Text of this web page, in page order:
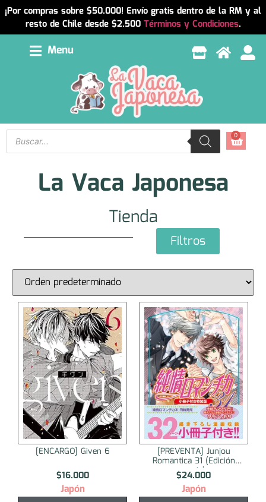
¡Por compras sobre $50.000! Envío gratis dentro de la RM y al
resto de Chile desde $2.500 Términos y Condiciones.
Menu
0
La Vaca Japonesa
Tienda
Filtros
[ENCARGO] Given 6
$16.000
Japón
[PREVENTA] Junjou
Romantica 31 (Edición
especial...
$24.000
Japón